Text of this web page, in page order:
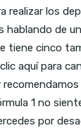
realizar los
hablando de
tiene cinco
aquí para
1 no
por